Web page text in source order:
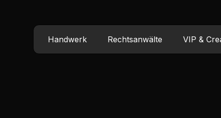
Handwerk Rechtsanwälte VIP &